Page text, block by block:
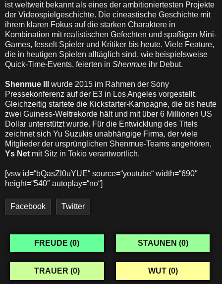
ist weltweit bekannt als eines der ambitioniertesten Projekte
der Videospielgeschichte. Die cineastische Geschichte mit
ihrem klaren Fokus auf die starken Charaktere in
Kombination mit realistischen Gefechten und spaßigen Mini-
Games, fesselt Spieler und Kritiker bis heute. Viele Feature,
die in heutigen Spielen alltäglich sind, wie beispielsweise
Quick-Time-Events, feierten in Shenmue ihr Debut.
Shenmue III wurde 2015 im Rahmen der Sony
Pressekonferenz auf der E3 in Los Angeles vorgestellt.
Gleichzeitig startete die Kickstarter-Kampagne, die bis heute
zwei Guiness-Weltrekorde hält und mit über 6 Millionen US
Dollar unterstützt wurde. Für die Entwicklung des Titels
zeichnet sich Yu Suzukis unabhängige Firma, der viele
Mitglieder der ursprünglichen Shenmue-Teams angehören,
Ys Net mit Sitz in Tokio verantwortlich.
[vsw id=“bQasZl0uYUE“ source=“youtube“ width=“690″
height=“540″ autoplay=“no“]
Facebook Twitter
FREUDE (0) STAUNEN (0)
TRAUER (0) WUT (0)